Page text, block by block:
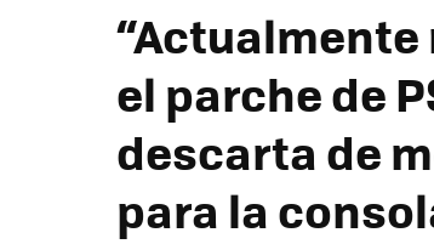
el parche de
descarta de
para la